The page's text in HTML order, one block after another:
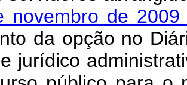
novembro de
da opção no
jurídico